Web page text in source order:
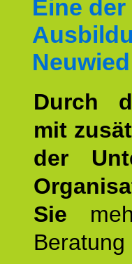
Eine
Durch
mit
der
Sie
Beratung